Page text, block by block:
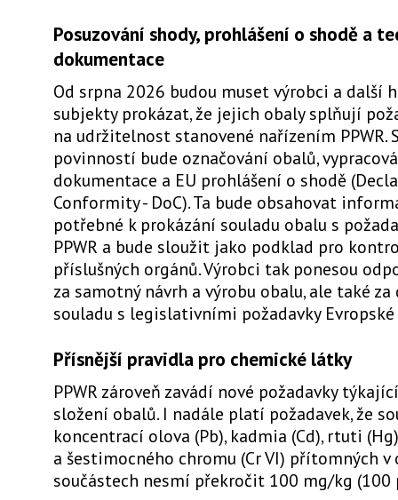
Posuzování shody, prohlášení o shodě a
dokumentace
Od srpna 2026 budou muset výrobci a další
subjekty prokázat, že jejich obaly splňují
na udržitelnost stanovené nařízením PPWR.
povinností bude označování obalů,
dokumentace a EU prohlášení o shodě
Conformity - DoC). Ta bude obsahovat
potřebné k prokázání souladu obalu s
PPWR a bude sloužit jako podklad pro
příslušných orgánů. Výrobci tak ponesou
za samotný návrh a výrobu obalu, ale také
souladu s legislativními požadavky Evropské
Přísnější pravidla pro chemické látky
PPWR zároveň zavádí nové požadavky
složení obalů. I nadále platí požadavek, že
koncentrací olova (Pb), kadmia (Cd), rtuti (Hg)
a šestimocného chromu (Cr VI) přítomných
součástech nesmí překročit 100 mg/kg (100